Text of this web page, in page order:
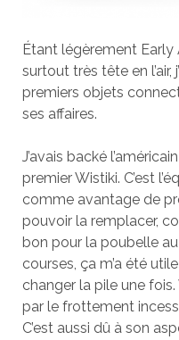
Étant légèrement
surtout très tête en l’air,
premiers objets
ses affaires.
J’avais backé
premier Wistiki. C’est
comme avantage de
pouvoir la remplacer,
bon pour la poubelle
courses, ça m’a été
changer la pile une
par le frottement
C’est aussi dû à son